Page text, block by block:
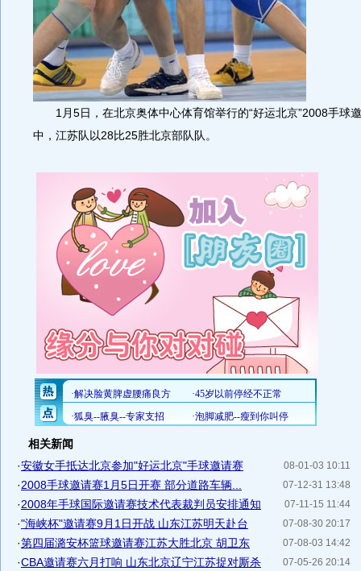
1月5日，在北京奥体中心体育馆举行的“好运北京”2008手球
中，江苏队以28比25胜北京部队队。
相关新闻
08-01-03 10:11
·安徽女手抵达北京参加"好运北京"手球邀请赛
07-12-31 13:48
·2008手球邀请赛1月5日开赛 部分道路车辆...
07-11-15 11:44
·2008年手球国际邀请赛技术代表裁判员安排通知
07-08-30 20:17
·"海峡杯"邀请赛9月1日开战 山东江苏明天赴台
07-08-03 14:42
·第四届潞安杯篮球邀请赛江苏大胜北京 胡卫东
07-05-26 20:14
·CBA邀请赛六月打响 山东北京辽宁江苏捉对厮杀